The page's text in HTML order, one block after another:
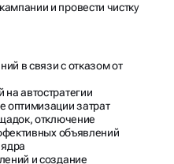
и провести чистку
в связи с отказом от
автостратегии
оптимизации затрат
отключение
объявлений
и создание